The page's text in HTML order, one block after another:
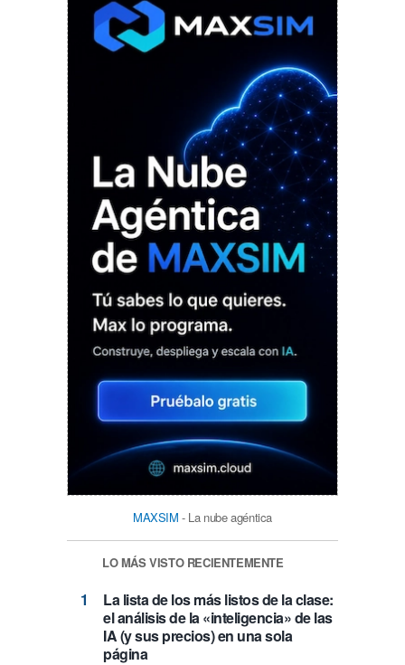
MAXSIM - La nube agéntica
LO MÁS VISTO RECIENTEMENTE
La lista de los más listos de la clase:
el análisis de la «inteligencia» de las
IA (y sus precios) en una sola
página